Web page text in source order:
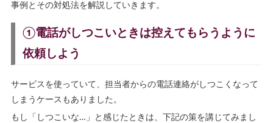
事例とその対処法を解説していきます。
①電話がしつこいときは控えてもらうように
依頼しよう
サービスを使っていて、担当者からの電話連絡がしつこくなって
しまうケースもありました。
もし「しつこいな…」と感じたときは、下記の策を講じてみまし